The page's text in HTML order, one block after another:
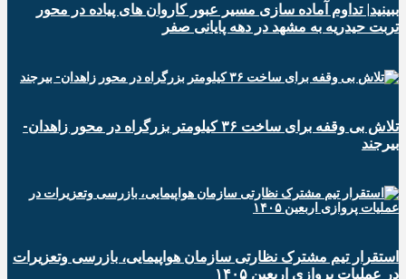
ببینید| تداوم آماده سازی مسیر عبور کاروان های پیاده در محور
تربت حیدریه به مشهد در دهه پایانی صفر
تلاش بی وقفه برای ساخت ۳۶ کیلومتر بزرگراه در محور زاهدان-
بیرجند
استقرار تیم مشترک نظارتی سازمان هواپیمایی، بازرسی وتعزیرات
در عملیات پروازی اربعین ۱۴۰۵